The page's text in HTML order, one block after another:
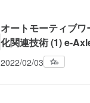
オートモーティブ
化関連技術 (1) e-
2022/02/03